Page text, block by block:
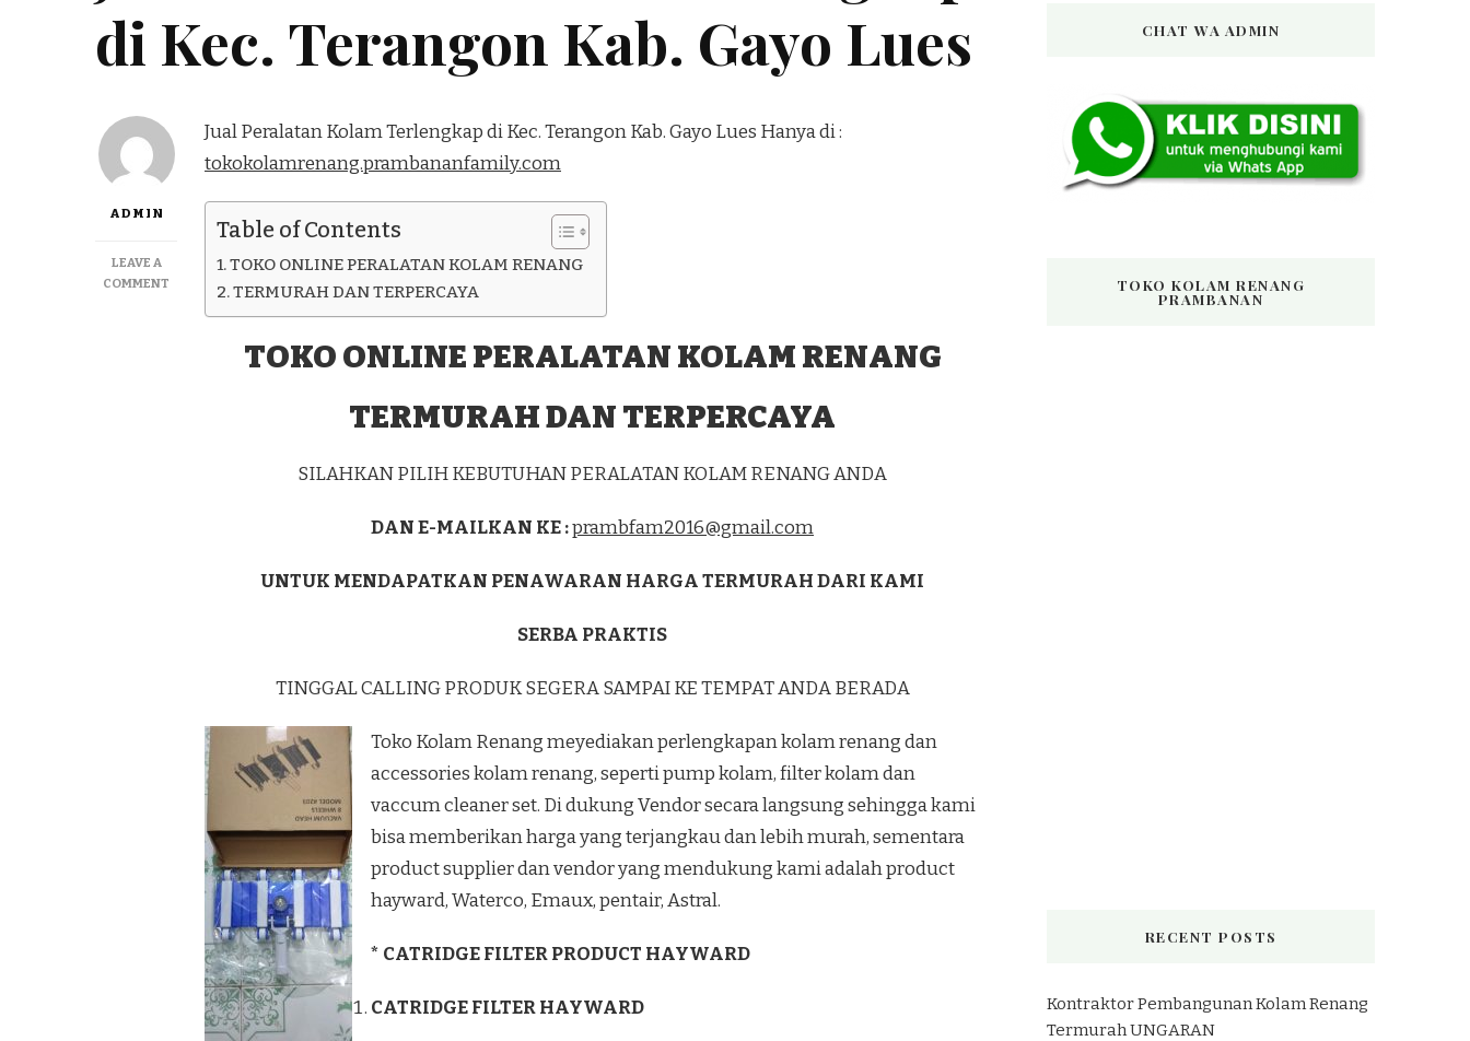
di Kec. Terangon Kab. Gayo Lues
ADMIN
LEAVE A
COMMENT
TERLENGKAP
Jual Peralatan Kolam Terlengkap di Kec. Terangon Kab. Gayo Lues Hanya di :
tokokolamrenang.prambananfamily.com
Table of Contents
TOKO ONLINE PERALATAN KOLAM RENANG
TERMURAH DAN TERPERCAYA
TOKO ONLINE PERALATAN KOLAM RENANG
TERMURAH DAN TERPERCAYA
SILAHKAN PILIH KEBUTUHAN PERALATAN KOLAM RENANG ANDA
DAN E-MAILKAN KE :prambfam2016@gmail.com
UNTUK MENDAPATKAN PENAWARAN HARGA TERMURAH DARI KAMI
SERBA PRAKTIS
TINGGAL CALLING PRODUK SEGERA SAMPAI KE TEMPAT ANDA BERADA
Toko Kolam Renang meyediakan perlengkapan kolam renang dan
accessories kolam renang, seperti pump kolam, filter kolam dan
vaccum cleaner set. Di dukung Vendor secara langsung sehingga kami
bisa memberikan harga yang terjangkau dan lebih murah, sementara
product supplier dan vendor yang mendukung kami adalah product
hayward, Waterco, Emaux, pentair, Astral.
* CATRIDGE FILTER PRODUCT HAYWARD
CATRIDGE FILTER HAYWARD
CHAT WA ADMIN
TOKO KOLAM RENANG
PRAMBANAN
RECENT POSTS
Kontraktor Pembangunan Kolam Renang
Termurah UNGARAN